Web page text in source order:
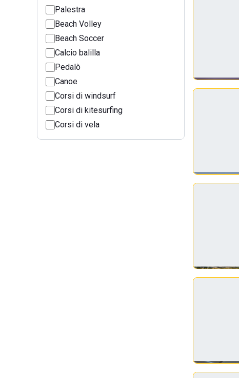
Palestra
Beach Volley
Beach Soccer
Calcio balilla
Pedalò
Canoe
Corsi di windsurf
Corsi di kitesurfing
Corsi di vela